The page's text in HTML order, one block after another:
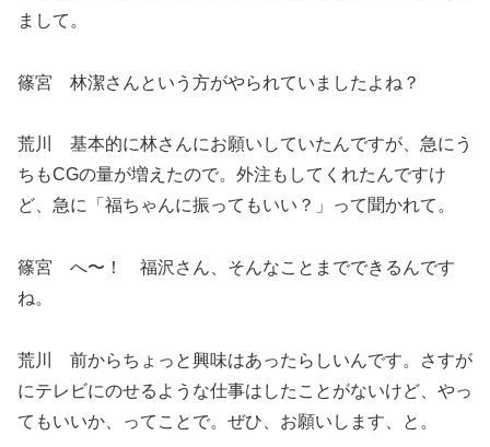
まして。
篠宮 林潔さんという方がやられていましたよね？
荒川 基本的に林さんにお願いしていたんですが、急にう
ちもCGの量が増えたので。外注もしてくれたんですけ
ど、急に「福ちゃんに振ってもいい？」って聞かれて。
篠宮 へ〜！ 福沢さん、そんなことまでできるんです
ね。
荒川 前からちょっと興味はあったらしいんです。さすが
にテレビにのせるような仕事はしたことがないけど、やっ
てもいいか、ってことで。ぜひ、お願いします、と。